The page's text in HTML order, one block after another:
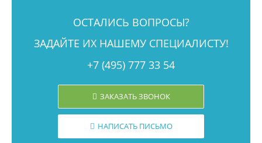
ОСТАЛИСЬ ВОПРОСЫ?
ЗАДАЙТЕ ИХ НАШЕМУ СПЕЦИАЛИСТУ!
+7 (495) 777 33 54
ЗАКАЗАТЬ ЗВОНОК
НАПИСАТЬ ПИСЬМО